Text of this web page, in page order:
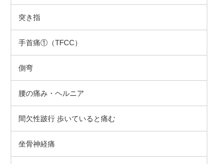
突き指
手首痛①（TFCC）
側弯
腰の痛み・ヘルニア
間欠性跛行 歩いていると痛む
坐骨神経痛